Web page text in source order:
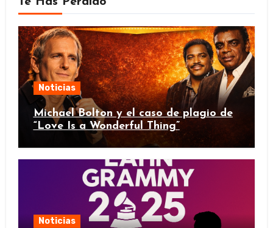
Noticias
Michael Bolton y el caso de plagio de
“Love Is a Wonderful Thing”
Noticias